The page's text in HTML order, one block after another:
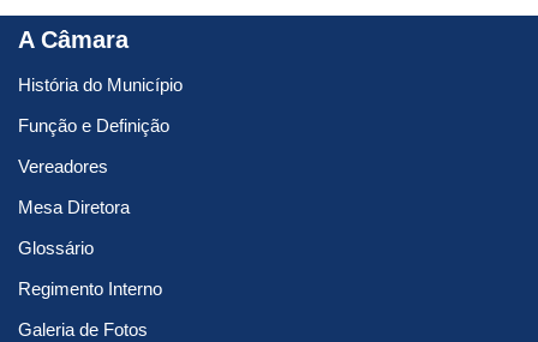
A Câmara
História do Município
Função e Definição
Vereadores
Mesa Diretora
Glossário
Regimento Interno
Galeria de Fotos